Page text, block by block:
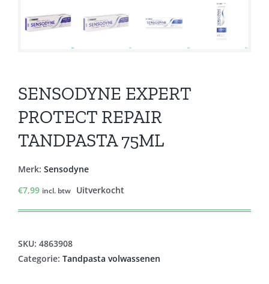
SENSODYNE EXPERT
PROTECT REPAIR
TANDPASTA 75ML
Merk: Sensodyne
€7,99 incl. btw Uitverkocht
SKU: 4863908
Categorie: Tandpasta volwassenen